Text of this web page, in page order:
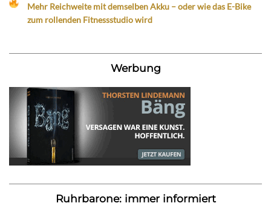
Mehr Reichweite mit demselben Akku – oder wie das E-Bike
zum rollenden Fitnessstudio wird
Werbung
Ruhrbarone: immer informiert